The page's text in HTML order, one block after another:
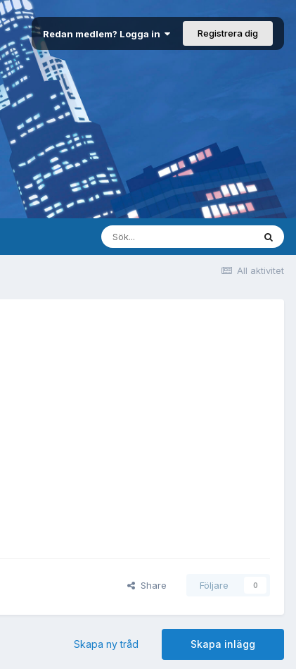
Redan medlem? Logga in Registrera dig
All aktivitet
Share Följare 0
Skapa inlägg
Skapa ny tråd